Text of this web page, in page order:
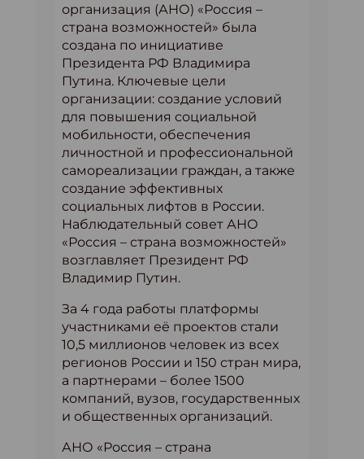
организация (АНО) «Россия –
страна возможностей» была
создана по инициативе
Президента РФ Владимира
Путина. Ключевые цели
организации: создание условий
для повышения социальной
мобильности, обеспечения
личностной и профессиональной
самореализации граждан, а также
создание эффективных
социальных лифтов в России.
Наблюдательный совет АНО
«Россия – страна возможностей»
возглавляет Президент РФ
Владимир Путин.
За 4 года работы платформы
участниками её проектов стали
10,5 миллионов человек из всех
регионов России и 150 стран мира,
а партнерами – более 1500
компаний, вузов, государственных
и общественных организаций.
АНО «Россия – страна